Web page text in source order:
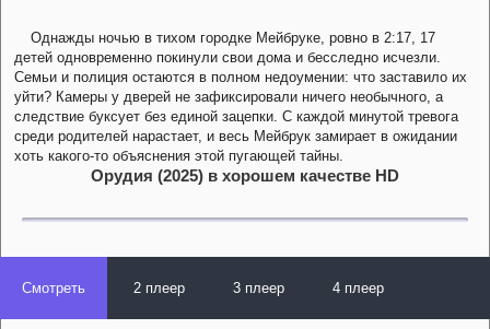
Однажды ночью в тихом городке Мейбруке, ровно в 2:17, 17
детей одновременно покинули свои дома и бесследно исчезли.
Семьи и полиция остаются в полном недоумении: что заставило их
уйти? Камеры у дверей не зафиксировали ничего необычного, а
следствие буксует без единой зацепки. С каждой минутой тревога
среди родителей нарастает, и весь Мейбрук замирает в ожидании
хоть какого-то объяснения этой пугающей тайны.
Орудия (2025) в хорошем качестве HD
Смотреть 2 плеер 3 плеер 4 плеер